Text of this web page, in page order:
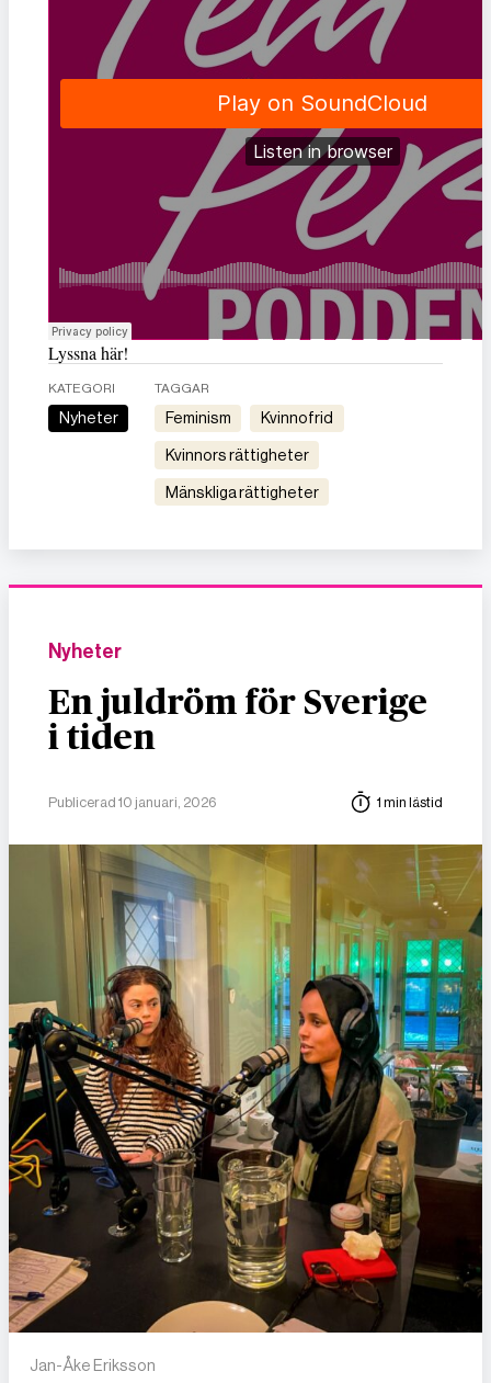
Lyssna här!
KATEGORI
Nyheter
TAGGAR
feminism kvinnofrid
kvinnors rättigheter
mänskliga rättigheter
Nyheter
En juldröm för Sverige
i tiden
Publicerad 10 januari, 2026 1 min lästid
Jan-Åke Eriksson